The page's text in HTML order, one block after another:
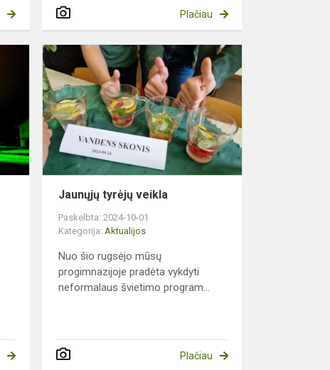
Plačiau
Akcija
„Žalia
spalva
tegul
suteikia
Vilties!“
tyrėjų
veikla
Jaunųjų tyrėjų veikla
Paskelbta: 2024-10-01
Kategorija:Aktualijos
Nuo šio rugsėjo mūsų
progimnazijoje pradėta vykdyti
neformalaus švietimo program...
Plačiau